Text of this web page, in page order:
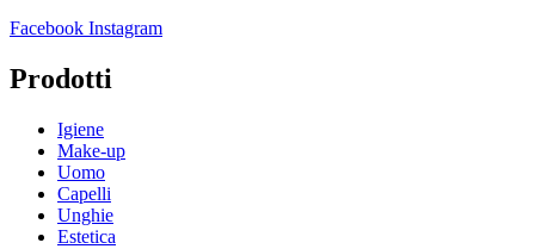
Facebook Instagram
Prodotti
Igiene
Make-up
Uomo
Capelli
Unghie
Estetica